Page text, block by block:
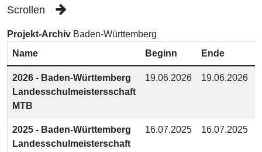
Scrollen
Projekt-Archiv Baden-Württemberg
Name
Beginn Ende
2026 - Baden-Württemberg
Landesschulmeistersschaft
MTB
19.06.2026 19.06.2026
2025 - Baden-Württemberg
Landesschulmeisterschaft
16.07.2025 16.07.2025